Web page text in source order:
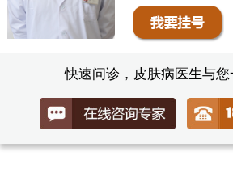
快速问诊，皮肤病医生与